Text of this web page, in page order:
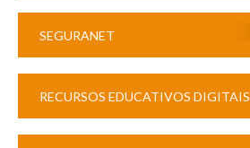
SEGURANET
RECURSOS EDUCATIVOS DIGITAIS